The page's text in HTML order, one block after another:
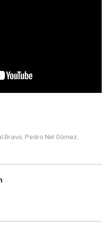
Bravo, Pedro Nel Gómez,